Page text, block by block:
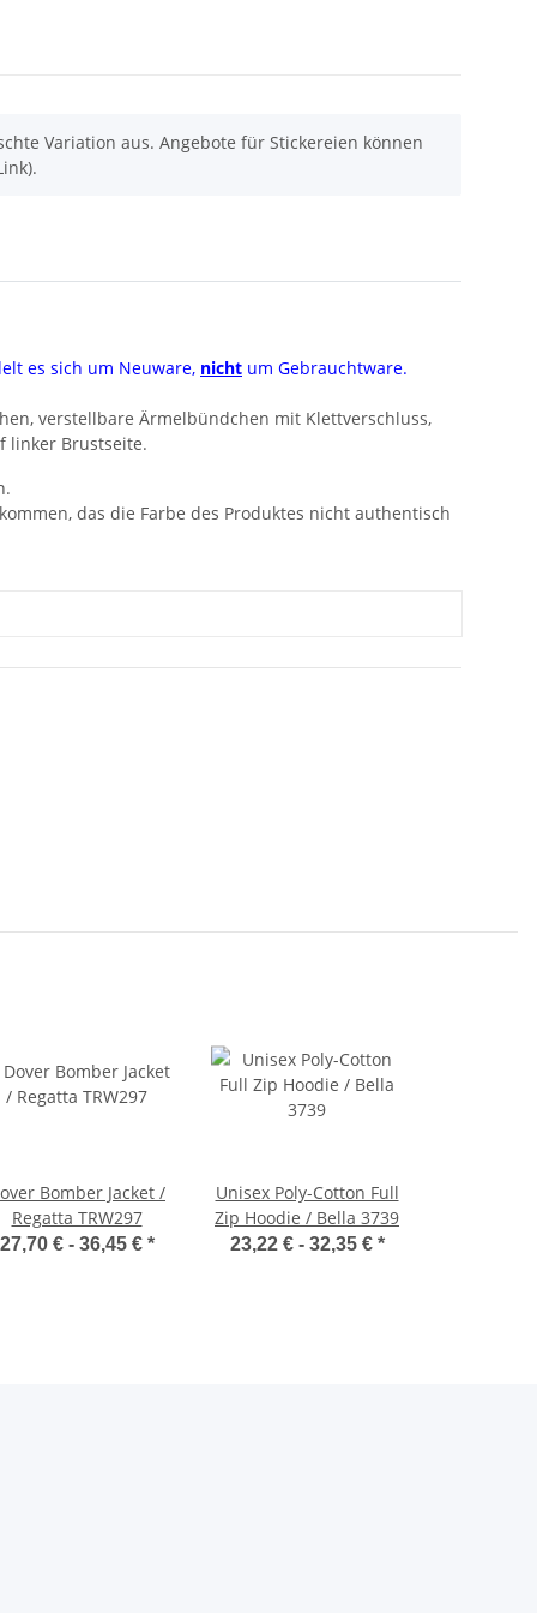
Variation aus. Angebote für Stickereien können
es sich um Neuware, nicht um Gebrauchtware.
verstellbare Ärmelbündchen mit Klettverschluss,
linker Brustseite.
das die Farbe des Produktes nicht authentisch
Bomber Jacket /
Regatta TRW297
27,70 € - 36,45 € *
Unisex Poly-Cotton Full
Zip Hoodie / Bella 3739
23,22 € - 32,35 € *